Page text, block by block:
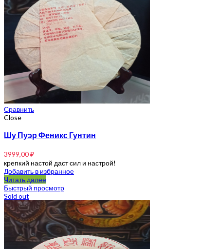
Сравнить
Close
Шу Пуэр Феникс Гунтин
3999,00₽
крепкий настой даст сил и настрой!
Добавить в избранное
Читать далее
Быстрый просмотр
Sold out